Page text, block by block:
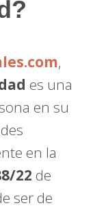
,
es una
en su
en la
22 de
ser de